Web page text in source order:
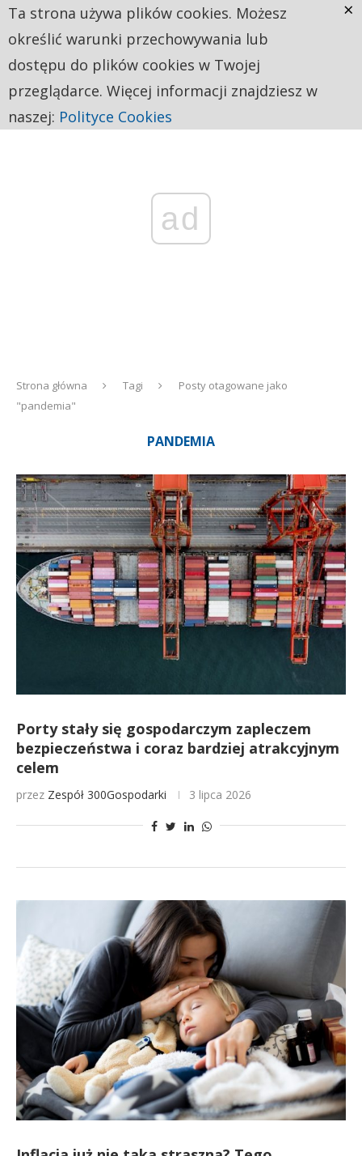
ad
Strona główna Tagi
Posty otagowane jako
"pandemia"
PANDEMIA
Porty stały się gospodarczym zapleczem
bezpieczeństwa i coraz bardziej atrakcyjnym
celem
przez Zespół 300Gospodarki 3 lipca 2026
Ta strona używa plików cookies. Możesz
określić warunki przechowywania lub
dostępu do plików cookies w Twojej
przeglądarce. Więcej informacji znajdziesz w
naszej: Polityce Cookies
×